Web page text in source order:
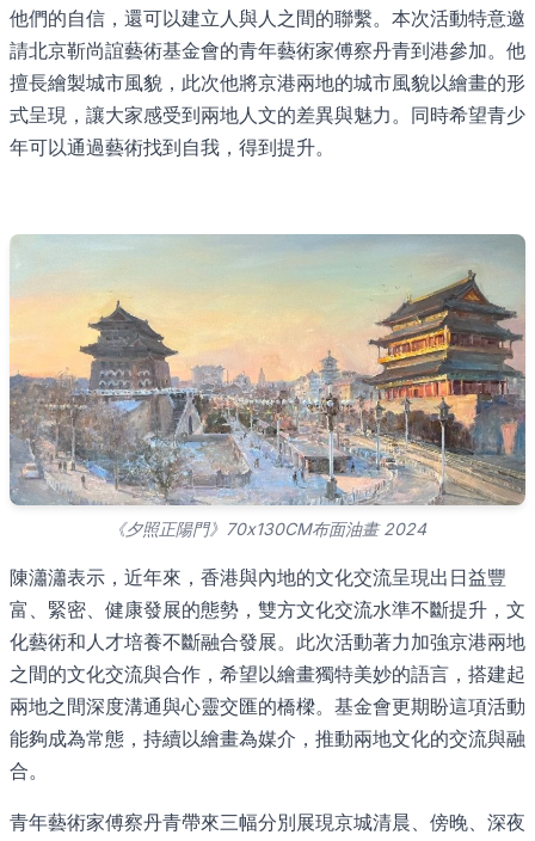
他們的自信，還可以建立人與人之間的聯繫。本次活動特意邀
請北京靳尚誼藝術基金會的青年藝術家傅察丹青到港參加。他
擅長繪製城市風貌，此次他將京港兩地的城市風貌以繪畫的形
式呈現，讓大家感受到兩地人文的差異與魅力。同時希望青少
年可以通過藝術找到自我，得到提升。
《夕照正陽門》70x130CM布面油畫 2024
陳瀟瀟表示，近年來，香港與內地的文化交流呈現出日益豐
富、緊密、健康發展的態勢，雙方文化交流水準不斷提升，文
化藝術和人才培養不斷融合發展。此次活動著力加強京港兩地
之間的文化交流與合作，希望以繪畫獨特美妙的語言，搭建起
兩地之間深度溝通與心靈交匯的橋樑。基金會更期盼這項活動
能夠成為常態，持續以繪畫為媒介，推動兩地文化的交流與融
合。
青年藝術家傅察丹青帶來三幅分別展現京城清晨、傍晚、深夜